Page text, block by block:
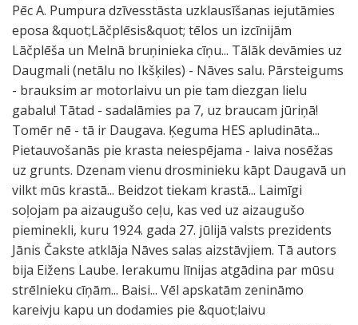
Pēc A. Pumpura dzīvesstāsta uzklausīšanas iejutāmies
eposa &quot;Lāčplēsis&quot; tēlos un izcīnijām
Lāčplēša un Melnā bruņinieka cīņu... Tālāk devāmies uz
Daugmali (netālu no Ikšķiles) - Nāves salu. Pārsteigums
- brauksim ar motorlaivu un pie tam diezgan lielu
gabalu! Tātad - sadalāmies pa 7, uz braucam jūriņā!
Tomēr nē - tā ir Daugava. Ķeguma HES apludināta...
Pietauvošanās pie krasta neiespējama - laiva nosēžas
uz grunts. Dzenam vienu drosminieku kāpt Daugavā un
vilkt mūs krastā... Beidzot tiekam krastā... Laimīgi
soļojam pa aizaugušo ceļu, kas ved uz aizaugušo
pieminekli, kuru 1924. gada 27. jūlijā valsts prezidents
Jānis Čakste atklāja Nāves salas aizstāvjiem. Tā autors
bija Eižens Laube. Ierakumu līnijas atgādina par mūsu
strēlnieku cīņām... Baisi... Vēl apskatām zenināmo
kareivju kapu un dodamies pie &quot;laivu